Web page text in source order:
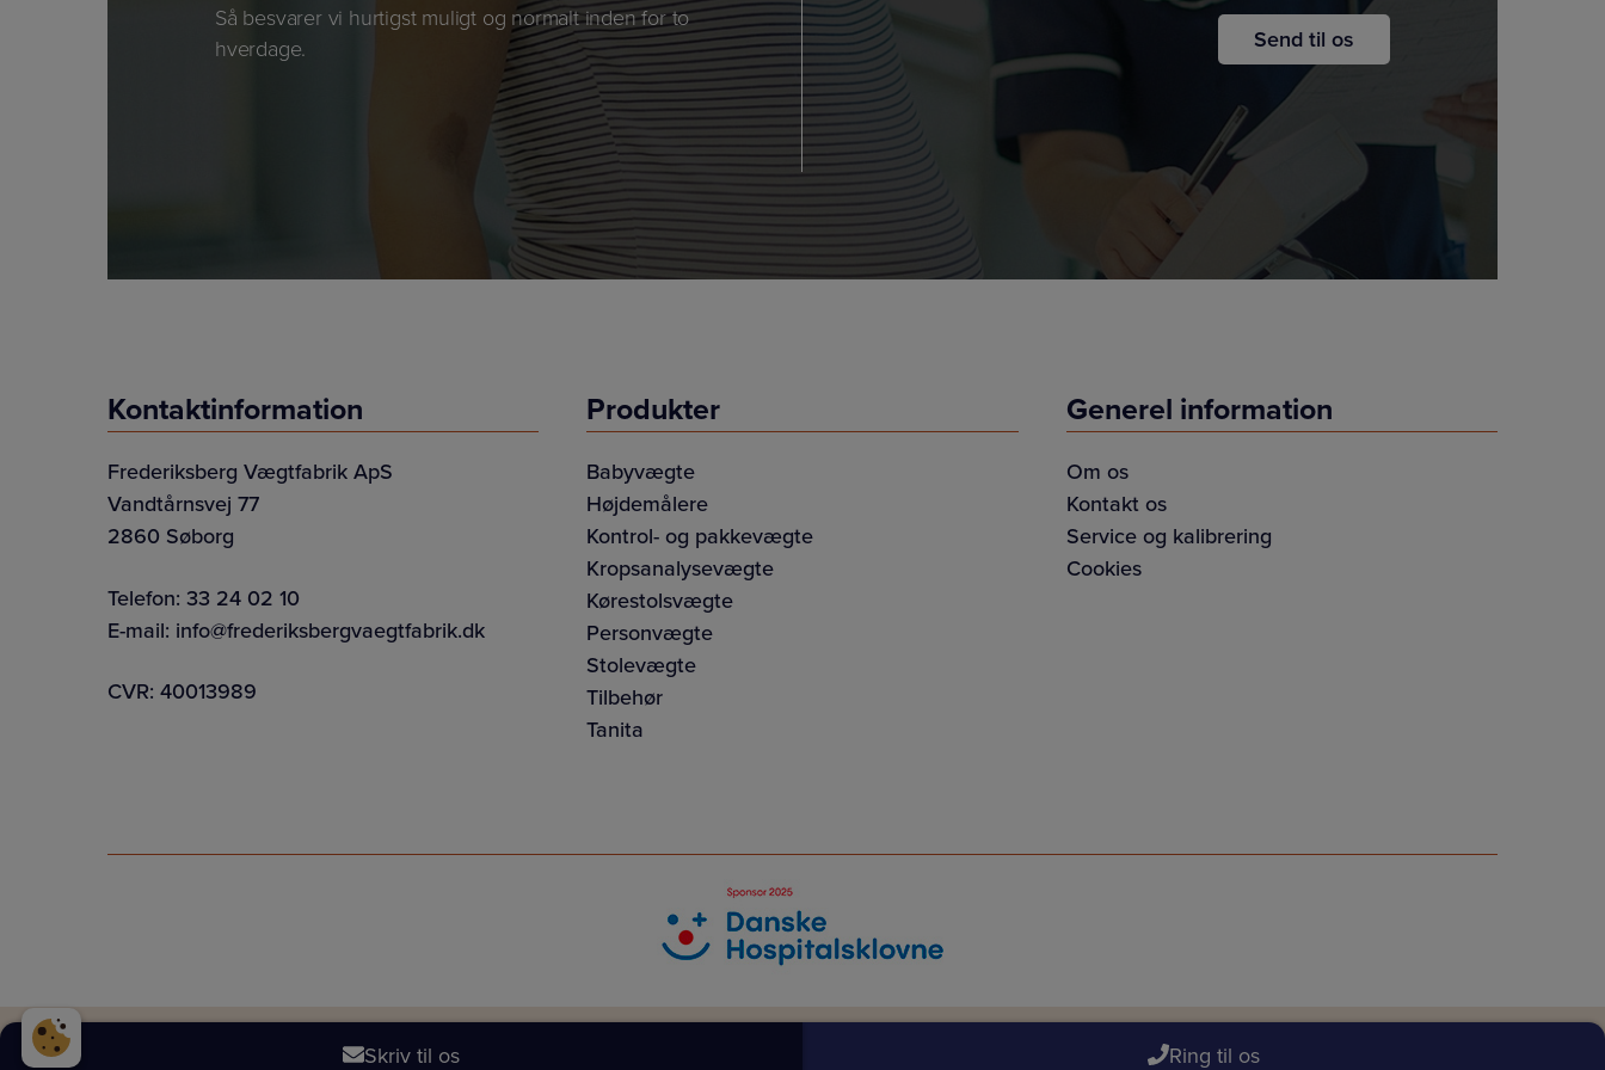
Så besvarer vi hurtigst muligt og normalt inden for to
hverdage.
Kontaktinformation
Frederiksberg Vægtfabrik ApS
Vandtårnsvej 77
2860 Søborg
Telefon: 33 24 02 10
E-mail: info@frederiksbergvaegtfabrik.dk
CVR: 40013989
Produkter
Babyvægte
Højdemålere
Kontrol- og pakkevægte
Kropsanalysevægte
Kørestolsvægte
Personvægte
Stolevægte
Tilbehør
Tanita
Generel information
Om os
Kontakt os
Service og kalibrering
Cookies
Skriv til os Ring til os